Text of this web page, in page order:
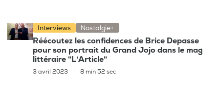
Interviews Nostalgie+
Réécoutez les confidences de Brice Depasse
pour son portrait du Grand Jojo dans le mag
littéraire "L'Article"
3 avril 2023 | 8 min 52 sec